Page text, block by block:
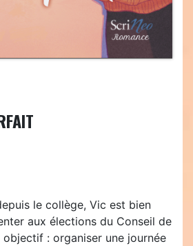
le collège, Vic est bien
aux élections du Conseil de
objectif : organiser une journée